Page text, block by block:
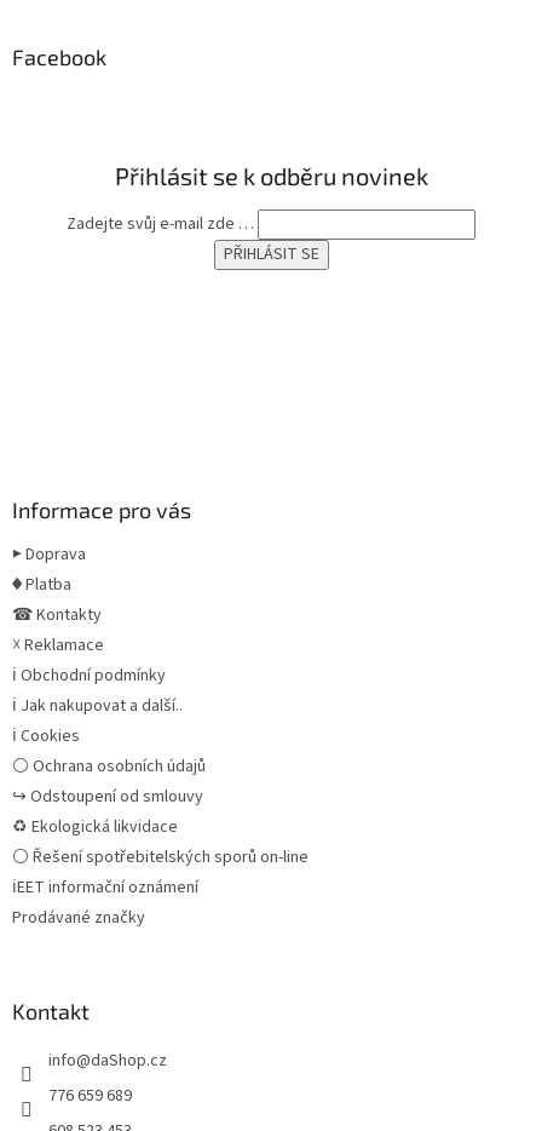
Facebook
Přihlásit se k odběru novinek
Zadejte svůj e-mail zde …
Informace pro vás
▶ Doprava
♦ Platba
☎ Kontakty
☓ Reklamace
ℹ Obchodní podmínky
ℹ Jak nakupovat a další..
ℹ Cookies
⚪ Ochrana osobních údajů
↪ Odstoupení od smlouvy
♻ Ekologická likvidace
⚪ Řešení spotřebitelských sporů on-line
ℹEET informační oznámení
Prodávané značky
Kontakt
info@daShop.cz
776 659 689